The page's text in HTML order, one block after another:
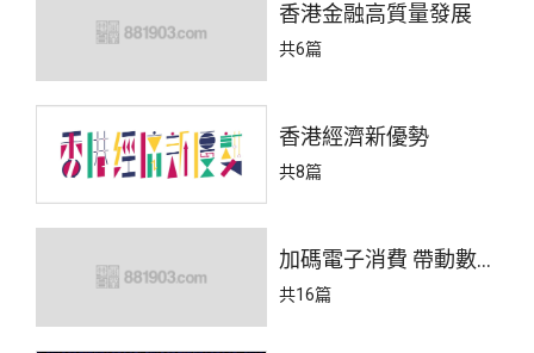
香港金融高質量發展
共6篇
香港經濟新優勢
共8篇
加碼電子消費 帶動數字
經濟
共16篇